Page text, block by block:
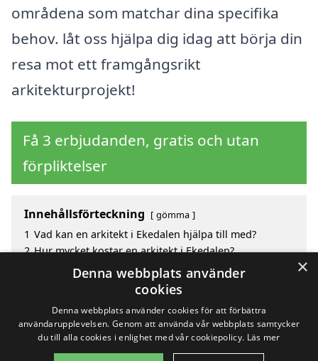
områdena som matchar dina specifika
behov. låt oss hjälpa dig idag att börja din
resa mot ett framgångsrikt
arkitekturprojekt!
Få 3 erbjudanden, gratis och utan
förpliktelser
Innehållsförteckning gömma
1 Vad kan en arkitekt i Ekedalen hjälpa till med?
2 Hur mycket kostar en arkitekt i Ekedalen?
Fördelar med att välja arkitekt i Ekedalen
Sök efter en skicklig arkitekt i de omgivande städerna
×
Denna webbplats använder
cookies
Denna webbplats använder cookies för att förbättra
användarupplevelsen. Genom att använda vår webbplats samtycker
du till alla cookies i enlighet med vår cookiepolicy. Läs mer